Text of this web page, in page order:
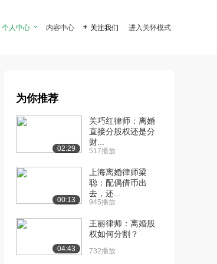
个人中心  内容中心  关注我们 进入关怀模式
为你推荐
02:29
关巧红律师：离婚
直接分股权还是分
财...
517播放
00:13
上海离婚律师梁
聪：配偶借币出
去，还...
945播放
04:43
王丽律师：离婚股
权如何分割？
732播放